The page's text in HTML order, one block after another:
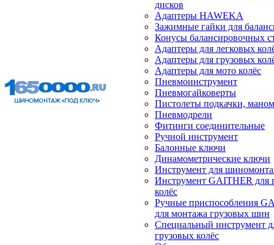
дисков
Адаптеры HAWEKA
Зажимные гайки для
Конусы балансировочных
Адаптеры для легковых
Адаптеры для грузовых
Адаптеры для мото колёс
Пневмоинструмент
Пневмогайковерты
Пистолеты подкачки,
Пневмодрели
Фитинги соединительные
Ручной инструмент
Балонные ключи
Динамометрические ключи
Инструмент для
Инструмент GAITHER для
колёс
Ручные приспособления
для монтажа грузовых шин
Специальный инструмент
грузовых колёс